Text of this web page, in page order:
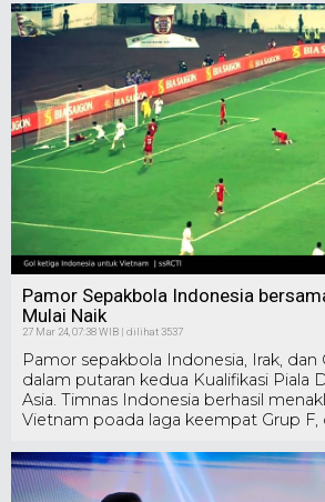
Pamor Sepakbola Indonesia
Mulai Naik
27 Mar 24, 07:38 WIB | dilihat 3537
Pamor sepakbola Indonesia, Irak, dan
dalam putaran kedua Kualifikasi Piala
Asia. Timnas Indonesia berhasil
Vietnam poada laga keempat Grup F,